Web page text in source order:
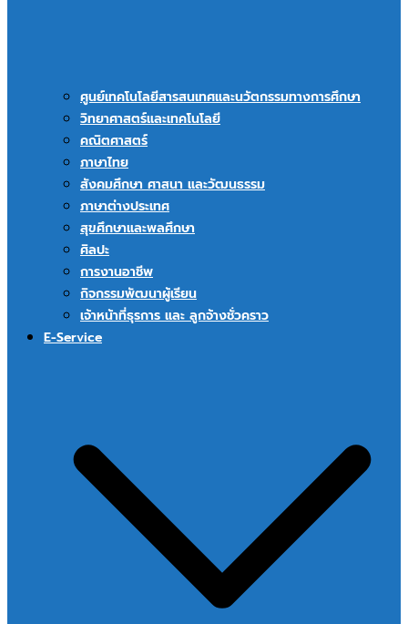
ศูนย์เทคโนโลยีสารสนเทศและนวัตกรรมทางการศึกษา
วิทยาศาสตร์และเทคโนโลยี
คณิตศาสตร์
ภาษาไทย
สังคมศึกษา ศาสนา และวัฒนธรรม
ภาษาต่างประเทศ
สุขศึกษาและพลศึกษา
ศิลปะ
การงานอาชีพ
กิจกรรมพัฒนาผู้เรียน
เจ้าหน้าที่ธุรการ และ ลูกจ้างชั่วคราว
E-Service